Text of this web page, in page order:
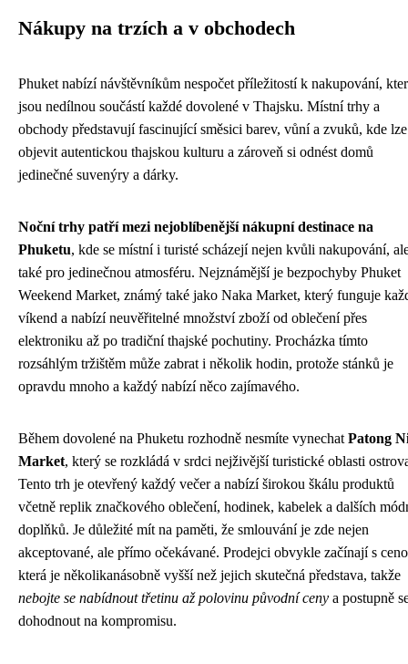
Nákupy na trzích a v obchodech
Phuket nabízí návštěvníkům nespočet příležitostí k nakupování,
jsou nedílnou součástí každé dovolené v Thajsku. Místní trhy a
obchody představují fascinující směsici barev, vůní a zvuků, kde lze
objevit autentickou thajskou kulturu a zároveň si odnést domů
jedinečné suvenýry a dárky.
Noční trhy patří mezi nejoblíbenější nákupní destinace na
Phuketu, kde se místní i turisté scházejí nejen kvůli nakupování,
také pro jedinečnou atmosféru. Nejznámější je bezpochyby Phuket
Weekend Market, známý také jako Naka Market, který funguje
víkend a nabízí neuvěřitelné množství zboží od oblečení přes
elektroniku až po tradiční thajské pochutiny. Procházka tímto
rozsáhlým tržištěm může zabrat i několik hodin, protože stánků je
opravdu mnoho a každý nabízí něco zajímavého.
Během dovolené na Phuketu rozhodně nesmíte vynechat Patong
Market, který se rozkládá v srdci nejživější turistické oblasti
Tento trh je otevřený každý večer a nabízí širokou škálu produktů
včetně replik značkového oblečení, hodinek, kabelek a dalších
doplňků. Je důležité mít na paměti, že smlouvání je zde nejen
akceptované, ale přímo očekávané. Prodejci obvykle začínají s
která je několikanásobně vyšší než jejich skutečná představa, takže
nebojte se nabídnout třetinu až polovinu původní ceny a postupně
dohodnout na kompromisu.